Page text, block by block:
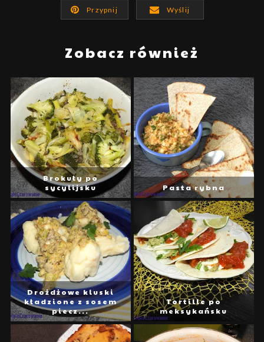
Przypnij Wyślij
Zobacz również
Brokuły po
sycylijsku
Pasta rybna
Drożdżowe kluski
kładzione z sosem
piecz...
Tortille po
meksykańsku